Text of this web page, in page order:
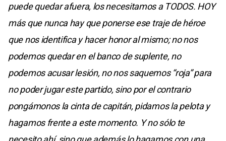
puede quedar afuera, los necesitamos a TODOS. HOY
más que nunca hay que ponerse ese traje de héroe
que nos identifica y hacer honor al mismo; no nos
podemos quedar en el banco de suplente, no
podemos acusar lesión, no nos saquemos “roja” para
no poder jugar este partido, sino por el contrario
pongámonos la cinta de capitán, pidamos la pelota y
hagamos frente a este momento. Y no sólo te